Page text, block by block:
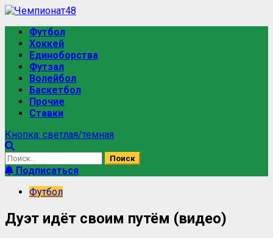
Футбол
Хоккей
Единоборства
Футзал
Волейбол
Баскетбол
Прочие
Ставки
Кнопка: светлая/темная
Подписаться
Футбол
Дуэт идёт своим путём (видео)